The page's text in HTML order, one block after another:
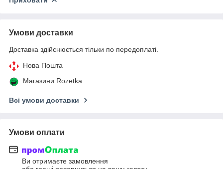
Умови доставки
Доставка здійснюється тільки по передоплаті.
Нова Пошта
Магазини Rozetka
Всі умови доставки
Умови оплати
Ви отримаєте замовлення